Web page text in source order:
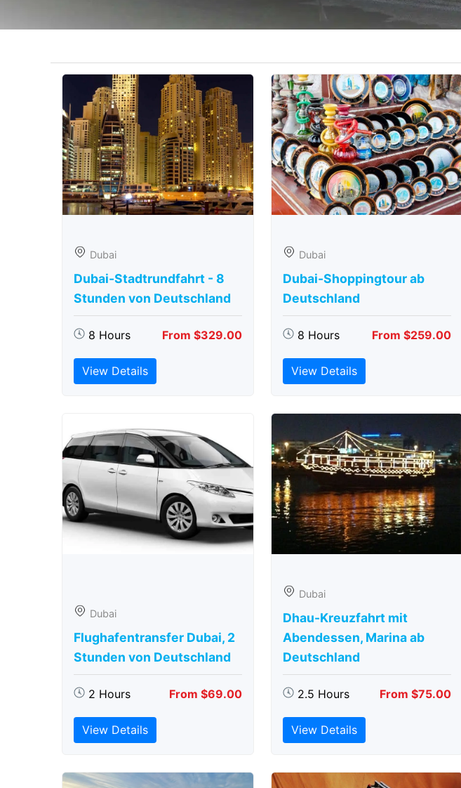
Dubai
Dubai-Stadtrundfahrt - 8
Stunden von Deutschland
8 Hours From $329.00
View Details
Dubai
Dubai-Shoppingtour ab
Deutschland
8 Hours From $259.00
View Details
Dubai
Flughafentransfer Dubai, 2
Stunden von Deutschland
2 Hours From $69.00
View Details
Dubai
Dhau-Kreuzfahrt mit
Abendessen, Marina ab
Deutschland
2.5 Hours From $75.00
View Details